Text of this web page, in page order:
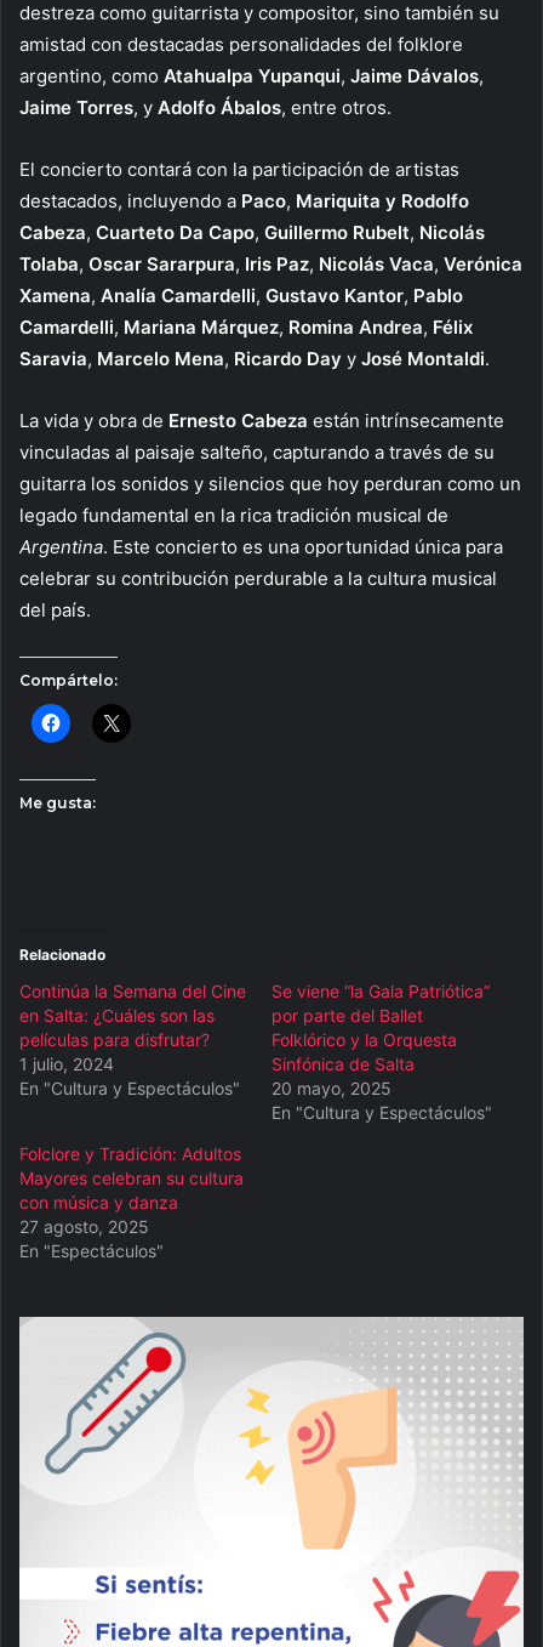
destreza como guitarrista y compositor, sino también su
amistad con destacadas personalidades del folklore
argentino, como Atahualpa Yupanqui, Jaime Dávalos,
Jaime Torres, y Adolfo Ábalos, entre otros.
El concierto contará con la participación de artistas
destacados, incluyendo a Paco, Mariquita y Rodolfo
Cabeza, Cuarteto Da Capo, Guillermo Rubelt, Nicolás
Tolaba, Oscar Sararpura, Iris Paz, Nicolás Vaca, Verónica
Xamena, Analía Camardelli, Gustavo Kantor, Pablo
Camardelli, Mariana Márquez, Romina Andrea, Félix
Saravia, Marcelo Mena, Ricardo Day y José Montaldi.
La vida y obra de Ernesto Cabeza están intrínsecamente
vinculadas al paisaje salteño, capturando a través de su
guitarra los sonidos y silencios que hoy perduran como un
legado fundamental en la rica tradición musical de
Argentina. Este concierto es una oportunidad única para
celebrar su contribución perdurable a la cultura musical
del país.
Compártelo:
Me gusta:
Relacionado
Continúa la Semana del Cine
en Salta: ¿Cuáles son las
películas para disfrutar?
1 julio, 2024
En "Cultura y Espectáculos"
Se viene “la Gala Patriótica”
por parte del Ballet
Folklórico y la Orquesta
Sinfónica de Salta
20 mayo, 2025
En "Cultura y Espectáculos"
Folclore y Tradición: Adultos
Mayores celebran su cultura
con música y danza
27 agosto, 2025
En "Espectáculos"